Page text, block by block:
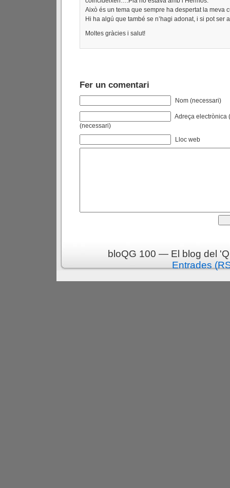
Això és un tema que sempre ha despertat la meva
Hi ha algú que també se n’hagi adonat, i si pot ser
Moltes gràcies i salut!
Fer un comentari
Nom (necessari)
Adreça electrònica
(necessari)
Lloc web
bloQG 100 — El blog del
Entrades